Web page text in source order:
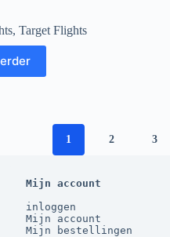
, Target Flights
1 2 3
Mijn account
inloggen
Mijn account
Mijn bestellingen